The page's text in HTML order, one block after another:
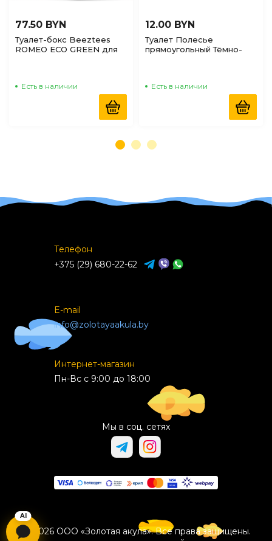
77.50 BYN
Туалет-бокс Beeztees
ROMEO ECO GREEN для
Есть в наличии
12.00 BYN
Туалет Полесье
прямоугольный Тёмно-
Есть в наличии
Телефон
+375 (29) 680-22-62
E-mail
info@zolotayaakula.by
Интернет-магазин
Пн-Вс с 9:00 до 18:00
Мы в соц. сетях
© 2026 ООО «Золотая акула». Все права защищены.